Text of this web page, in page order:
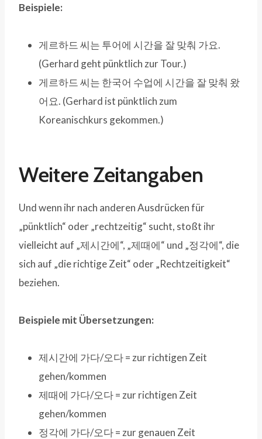
Beispiele:
게르하드 씨는 투어에 시간을 잘 맞춰 가요.
(Gerhard geht pünktlich zur Tour.)
게르하드 씨는 한국어 수업에 시간을 잘 맞춰 왔
어요. (Gerhard ist pünktlich zum
Koreanischkurs gekommen.)
Weitere Zeitangaben
Und wenn ihr nach anderen Ausdrücken für
„pünktlich“ oder „rechtzeitig“ sucht, stoßt ihr
vielleicht auf „제시간에“, „제때에“ und „정각에“, die
sich auf „die richtige Zeit“ oder „Rechtzeitigkeit“
beziehen.
Beispiele mit Übersetzungen:
제시간에 가다/오다 = zur richtigen Zeit
gehen/kommen
제때에 가다/오다 = zur richtigen Zeit
gehen/kommen
정각에 가다/오다 = zur genauen Zeit